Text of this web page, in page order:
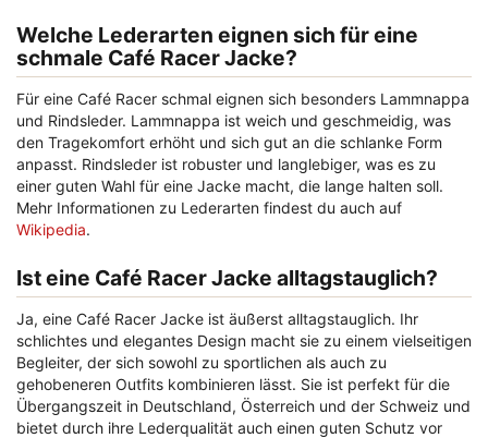
Welche Lederarten eignen sich für eine
schmale Café Racer Jacke?
Für eine Café Racer schmal eignen sich besonders Lammnappa
und Rindsleder. Lammnappa ist weich und geschmeidig, was
den Tragekomfort erhöht und sich gut an die schlanke Form
anpasst. Rindsleder ist robuster und langlebiger, was es zu
einer guten Wahl für eine Jacke macht, die lange halten soll.
Mehr Informationen zu Lederarten findest du auch auf
Wikipedia.
Ist eine Café Racer Jacke alltagstauglich?
Ja, eine Café Racer Jacke ist äußerst alltagstauglich. Ihr
schlichtes und elegantes Design macht sie zu einem vielseitigen
Begleiter, der sich sowohl zu sportlichen als auch zu
gehobeneren Outfits kombinieren lässt. Sie ist perfekt für die
Übergangszeit in Deutschland, Österreich und der Schweiz und
bietet durch ihre Lederqualität auch einen guten Schutz vor